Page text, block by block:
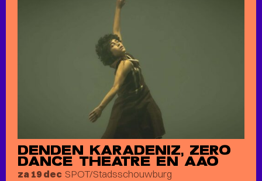
DENDEN KARADENIZ, ZERO
DANCE THEATRE EN AAO
za 19 dec SPOT/Stadsschouwburg